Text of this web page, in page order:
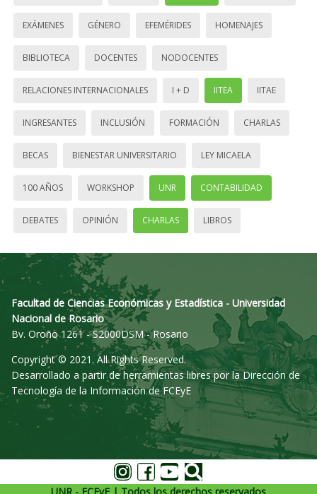
EXÁMENES GÉNERO EFEMÉRIDES HOMENAJES
BIBLIOTECA DOCENTES NODOCENTES
RELACIONES INTERNACIONALES I + D IITEA IITAE
INGRESANTES INCLUSIÓN FORMACIÓN CHARLAS
BECAS BIENESTAR UNIVERSITARIO LEY MICAELA
100 AÑOS WORKSHOP UNR CONTABILIDAD
DEBATES OPINIÓN CHARLAS LIBROS
Facultad de Ciencias Económicas y Estadística - Universidad
Nacional de Rosario
Bv. Oroño 1261 - S2000DSM - Rosario
Copyright © 2021. All Rights Reserved.
Desarrollado a partir de herramientas libres por la Dirección de
Tecnología de la Información de FCEyE